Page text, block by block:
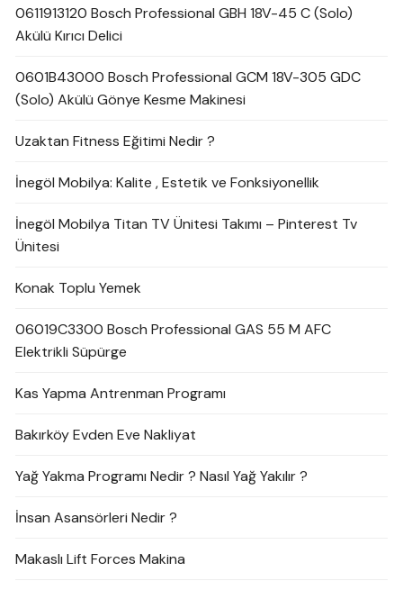
0611913120 Bosch Professional GBH 18V-45 C (Solo)
Akülü Kırıcı Delici
0601B43000 Bosch Professional GCM 18V-305 GDC
(Solo) Akülü Gönye Kesme Makinesi
Uzaktan Fitness Eğitimi Nedir ?
İnegöl Mobilya: Kalite , Estetik ve Fonksiyonellik
İnegöl Mobilya Titan TV Ünitesi Takımı – Pinterest Tv
Ünitesi
Konak Toplu Yemek
06019C3300 Bosch Professional GAS 55 M AFC
Elektrikli Süpürge
Kas Yapma Antrenman Programı
Bakırköy Evden Eve Nakliyat
Yağ Yakma Programı Nedir ? Nasıl Yağ Yakılır ?
İnsan Asansörleri Nedir ?
Makaslı Lift Forces Makina